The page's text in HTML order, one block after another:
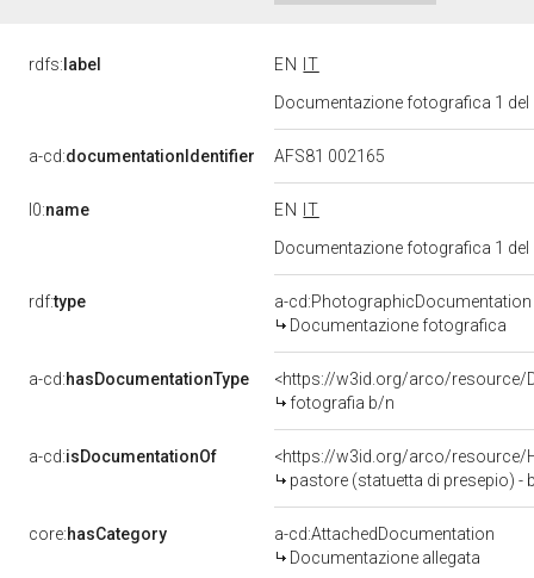
rdfs: label EN
IT
Documentazione fotografica 1
a-cd:documentationIdentifier AFS81 002165
l0:name EN
IT
Documentazione fotografica 1
rdf:type
a-cd:PhotographicDocumentation
Documentazione fotografica
a-cd:hasDocumentationType
<https://w3id.org/arco/resource/
fotografia b/n
a-cd:isDocumentationOf
<https://w3id.org/arco/resource/
pastore (statuetta di presepio) -
core:hasCategory
a-cd:AttachedDocumentation
Documentazione allegata